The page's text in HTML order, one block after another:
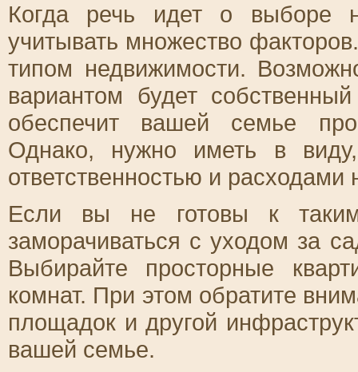
Когда речь идет о выборе
учитывать множество
типом недвижимости.
вариантом будет
обеспечит вашей семье
Однако, нужно иметь в
ответственностью и расходами
Если вы не готовы к
заморачиваться с уходом за
Выбирайте просторные
комнат. При этом обратите
площадок и другой
вашей семье.